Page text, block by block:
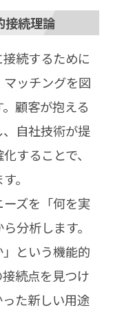
接続理論
続するために
ッチングを図
顧客が抱える
自社技術が提
することで、
。
ズを「何を実
分析します。
という機能的
続点を見つけ
た新しい用途